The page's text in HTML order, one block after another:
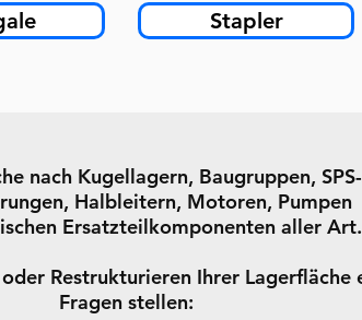
Stapler
nach Kugellagern, Baugruppen,
Halbleitern, Motoren, Pumpen
Ersatzteilkomponenten aller Art.
Restrukturieren Ihrer Lagerfläche
Fragen stellen: